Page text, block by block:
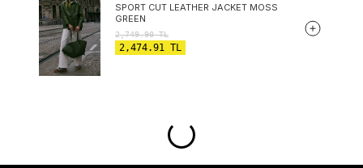
SPORT CUT LEATHER JACKET MOSS
GREEN
2,749.90TL
2,474.91 TL